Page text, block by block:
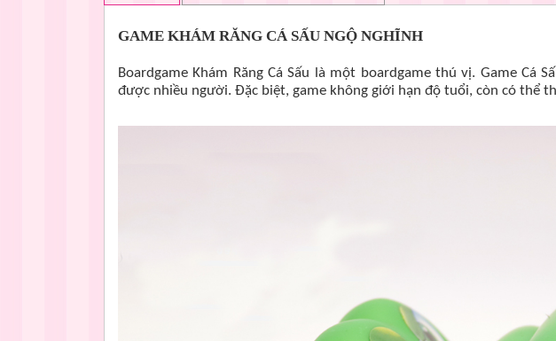
GAME KHÁM RĂNG CÁ SẤU NGỘ NGHĨNH
Boardgame Khám Răng Cá Sấu là một boardgame thú vị. Game Cá
được nhiều người. Đặc biệt, game không giới hạn độ tuổi, còn có thể